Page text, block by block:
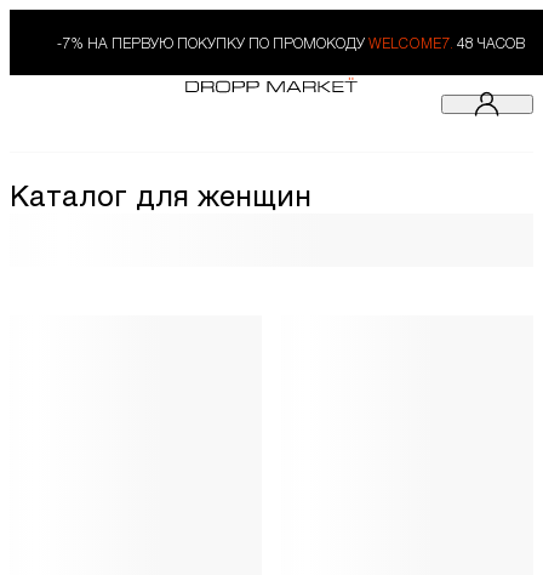
-7% НА ПЕРВУЮ ПОКУПКУ ПО ПРОМОКОДУ WELCOME7. 48 ЧАСОВ
Каталог для женщин